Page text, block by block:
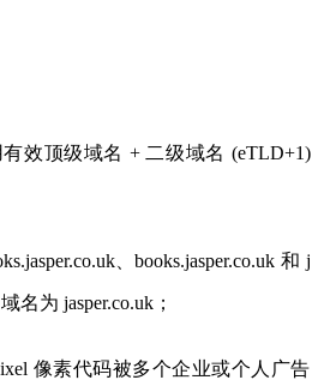
效顶级域名 + 二级域名 (eTLD+1)
、books.jasper.co.uk 和 j
名为 jasper.co.uk；
像素代码被多个企业或个人广告